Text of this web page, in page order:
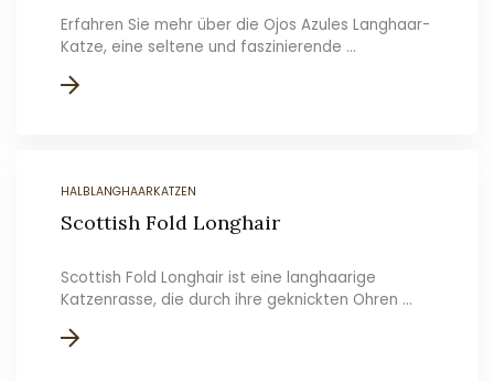
Erfahren Sie mehr über die Ojos Azules Langhaar-
Katze, eine seltene und faszinierende ...
HALBLANGHAARKATZEN
Scottish Fold Longhair
Scottish Fold Longhair ist eine langhaarige
Katzenrasse, die durch ihre geknickten Ohren ...